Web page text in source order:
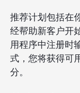
推荐计划包括在
经帮助新客户开
用程序中注册时
式，您将获得可
分。